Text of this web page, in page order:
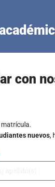
con
nuevos,